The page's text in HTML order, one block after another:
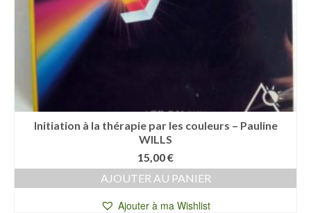
Initiation à la thérapie par les couleurs – Pauline
WILLS
15,00€
AJOUTER AU PANIER
Ajouter à ma Wishlist